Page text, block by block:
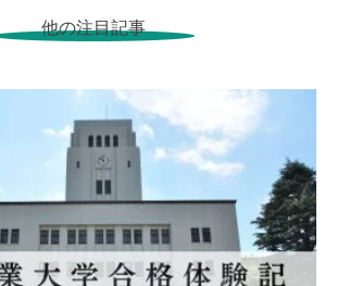
他の注目記事